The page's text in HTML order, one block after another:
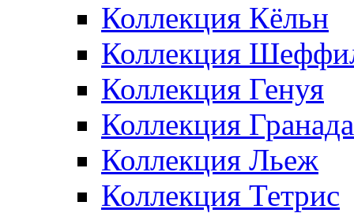
Коллекция Кёльн
Коллекция
Коллекция Генуя
Коллекция Гранада
Коллекция Льеж
Коллекция Тетрис